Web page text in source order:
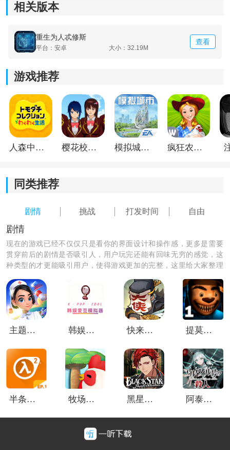
《重生为人忒修斯免费》玩法介绍：
1.只要解锁出所有的谜题，找到真相，才能给玩家带来不
一样的未来。
2.故事的剧情和玩法由玩家自己来定夺，特别适合打发时
间。
3.探索不同的奥妙，迎接新的挑战，在全新的世界中冒险
前行。
4.会有意想不到的事情发生，面对危机，要冷静的应对。
相关版本
重生为人忒修斯
平台：安卓 大小：32.19M
查看
游戏推荐
人森中文版 樱花校园模拟器1.048.00中文版 模拟城市我是巿长联机版 疯狂农场3美国派19
同类推荐
剧情 挑战 打发时间 自由
剧情
现在的游戏已经不仅仅只是看你的界面设计和操作感，更多是需要
贯穿前后的剧情是否吸引人，用户玩完还能有回味无穷的感觉，这
种类型的才更能吸引用户，使得游戏更加的完整，这里给大家整理
主题医院2 韩娱爱豆模拟器 快来当大侠 提莫卡的五夜后宫
半条命2第一章 牧场物语天空树村 黑星剧场日服 阿泰尔号杀人疑案